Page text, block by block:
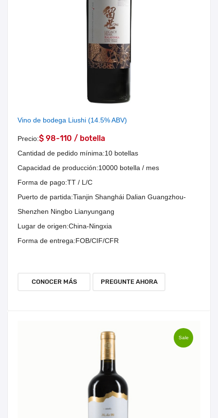
Vino de bodega Liushi (14.5% ABV)
Precio:$ 98-110 / botella
Cantidad de pedido mínima:10 botellas
Capacidad de producción:10000 botella / mes
Forma de pago:TT / L/C
Puerto de partida:Tianjin Shanghái Dalian Guangzhou-
Shenzhen Ningbo Lianyungang
Lugar de origen:China-Ningxia
Forma de entrega:FOB/CIF/CFR
CONOCER MÁS PREGUNTE AHORA
Sale